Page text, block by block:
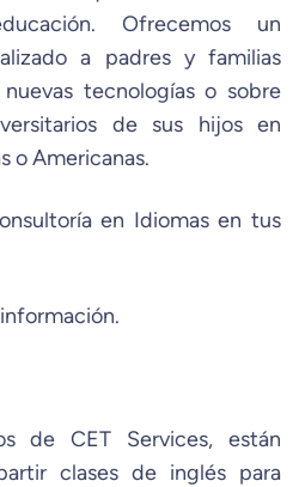
Ofrecemos un
a padres y familias
tecnologías o sobre
de sus hijos en
o Americanas.
en Idiomas en tus
de CET Services, están
clases de inglés para